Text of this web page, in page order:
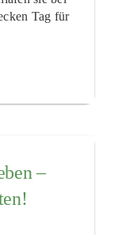
Tag für
–